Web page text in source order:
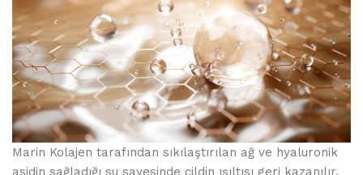
Marin Kolajen tarafından sıkılaştırılan ağ ve hyaluronik
asidin sağladığı su sayesinde cildin ışıltısı geri kazanılır.